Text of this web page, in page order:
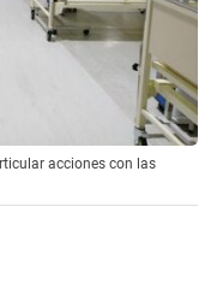
acciones con las